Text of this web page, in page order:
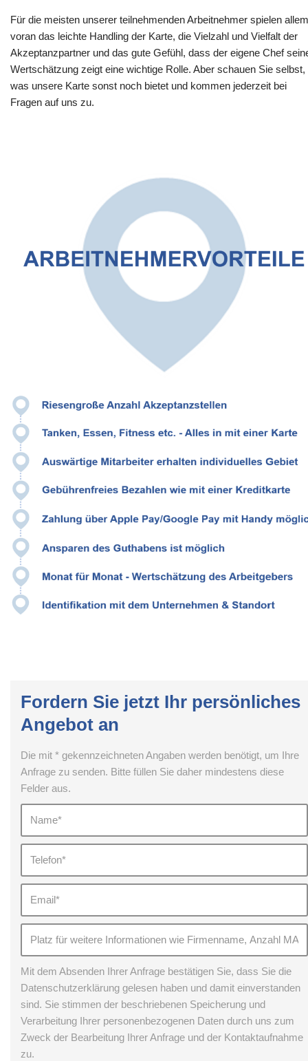
Für die meisten unserer teilnehmenden Arbeitnehmer spielen allem
voran das leichte Handling der Karte, die Vielzahl und Vielfalt der
Akzeptanzpartner und das gute Gefühl, dass der eigene Chef
Wertschätzung zeigt eine wichtige Rolle. Aber schauen Sie selbst,
was unsere Karte sonst noch bietet und kommen jederzeit bei
Fragen auf uns zu.
Fordern Sie jetzt Ihr persönliches
Angebot an
Die mit * gekennzeichneten Angaben werden benötigt, um Ihre
Anfrage zu senden. Bitte füllen Sie daher mindestens diese
Felder aus.
Mit dem Absenden Ihrer Anfrage bestätigen Sie, dass Sie die
Datenschutzerklärung gelesen haben und damit einverstanden
sind. Sie stimmen der beschriebenen Speicherung und
Verarbeitung Ihrer personenbezogenen Daten durch uns zum
Zweck der Bearbeitung Ihrer Anfrage und der Kontaktaufnahme
zu.